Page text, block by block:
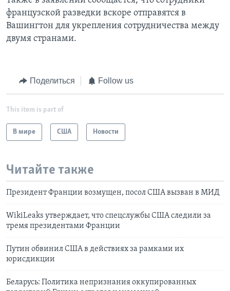
французской разведки вскоре отправятся в
Вашингтон для укрепления сотрудничества между
двумя странами.
Поделиться Follow us
This item is part of
В мире США Новости
Читайте также
Президент Франции возмущен, посол США вызван в МИД
WikiLeaks утверждает, что спецслужбы США следили за
тремя президентами Франции
Путин обвинил США в действиях за рамками их
юрисдикции
Беларусь: Политика непризнания оккупированных